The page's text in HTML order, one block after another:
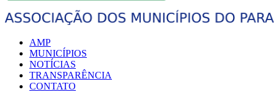
AMP
MUNICÍPIOS
NOTÍCIAS
TRANSPARÊNCIA
CONTATO